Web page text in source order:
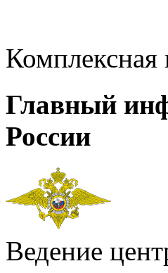
Главный
России
Ведение